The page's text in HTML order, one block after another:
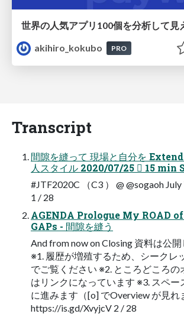
akihiro_kokubo
PRO
Transcript
間隙を縫って 現場と⾃分を
⼈スタイル 2020/07/25  15 min
#JTF2020C （C3 ） @ @sogaoh
1 / 28
AGENDA Prologue My ROAD
GAPs - 間隙を縫う
And from now on Closing 資料は公
※1. 履歴が増殖するため、シークレ
でご覧ください ※2. ところどころの
はリンクになっています ※3. スペー
に進みます（[o] でOverview が⾒れ
https://is.gd/XvyjcV 2 / 28